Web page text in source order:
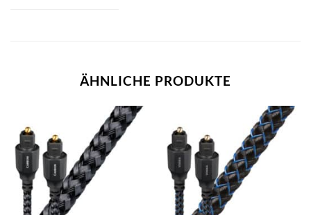
ÄHNLICHE PRODUKTE